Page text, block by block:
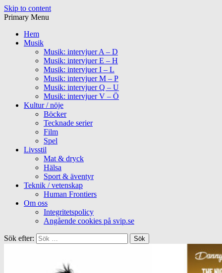
Skip to content
Primary Menu
Hem
Musik
Musik: intervjuer A – D
Musik: intervjuer E – H
Musik: intervjuer I – L
Musik: intervjuer M – P
Musik: intervjuer Q – U
Musik: intervjuer V – Ö
Kultur / nöje
Böcker
Tecknade serier
Film
Spel
Livsstil
Mat & dryck
Hälsa
Sport & äventyr
Teknik / vetenskap
Human Frontiers
Om oss
Integritetspolicy
Angående cookies på svip.se
Sök efter: